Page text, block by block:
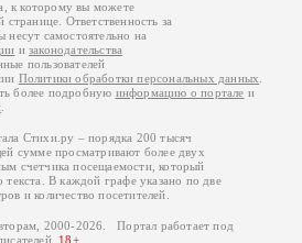
к которому вы можете
странице. Ответственность за
несут самостоятельно на
изаконодательства
пользователей
Политики обработки персональных данных
более подробную информацию о портале и
Стихи.ру – порядка 200 тысяч
сумме просматривают более двух
счетчика посещаемости, который
текста. В каждой графе указано по две
и количество посетителей.
2000-2026. Портал работает под
. 18+